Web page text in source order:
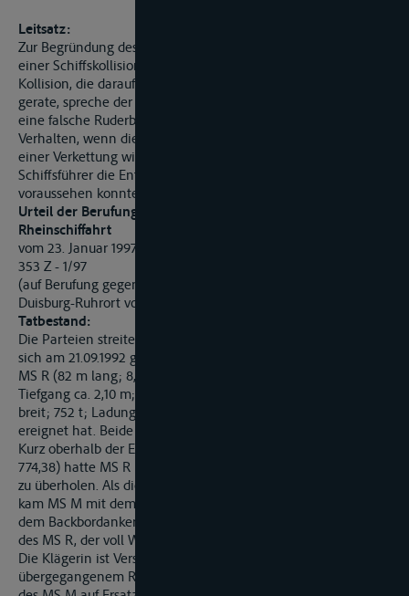
Leitsatz:
Zur Begründung des Verschuldens eines Schiffsführers an
einer Schiffskollision genügt nicht der Vortrag, bei einer
Kollision, die darauf beruhe, daß ein Schiff aus dem Kurs
gerate, spreche der zu widerlegende Anscheinsbeweis, für
eine falsche Ruderbewegung oder ein sonstiges fehlerhaftes
Verhalten, wenn die Ursache des Schiffszusammenstoßes in
einer Verkettung widriger Umstände liegt, unter denen beide
Schiffsführer die Entwicklung kaum abschätzen oder gar
voraussehen konnten.
Urteil der Berufungskammer der Zentralkommission für die
Rheinschiffahrt
vom 23. Januar 1997
353 Z - 1/97
(auf Berufung gegen das Urteil des Rheinschiffahrtsgerichts
Duisburg-Ruhrort vom 13. November 1995 - 5 C 51/93 Bsch -)
Tatbestand:
Die Parteien streiten über einen Schiffszusammenstoß, der
sich am 21.09.1992 gegen 6 Uhr bei Rhein-km 773,9 zwischen
MS R (82 m lang; 8,20 m breit; 1.040 t; Ladung ca. 850 t;
Tiefgang ca. 2,10 m; 831 PS) und MS M (60,20 m lang; 5,77 m
breit; 752 t; Ladung 624 t; Tiefgang ca. 2,60 m; 2 x 278 PS)
ereignet hat. Beide Fahrzeuge fuhren linksrheinisch zu Berg.
Kurz oberhalb der Eisenbahnbrücke Hochfeld (Rhein-km
774,38) hatte MS R begonnen, MS M an dessen Backbordseite
zu überholen. Als die Schiffe etwa auf gleicher Höhe waren,
kam MS M mit dem Kopf nach Backbord herüber, stieß mit
dem Backbordanker gegen die Steuerbordseite von Raum 3
des MS R, der voll Wasser lief.
Die Klägerin ist Versicherer des MS R. Sie nimmt aus
übergegangenem Recht den Beklagten als Eigner und Führer